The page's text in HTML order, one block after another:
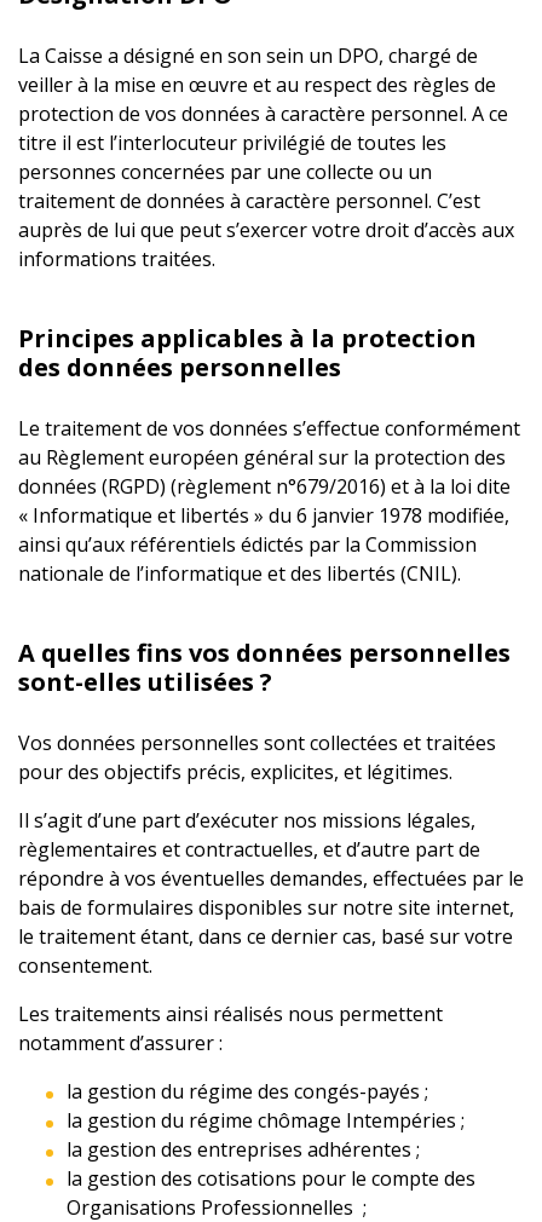
La Caisse a désigné en son sein un DPO, chargé de
veiller à la mise en œuvre et au respect des règles de
protection de vos données à caractère personnel. A ce
titre il est l’interlocuteur privilégié de toutes les
personnes concernées par une collecte ou un
traitement de données à caractère personnel. C’est
auprès de lui que peut s’exercer votre droit d’accès aux
informations traitées.
Principes applicables à la protection
des données personnelles
Le traitement de vos données s’effectue conformément
au Règlement européen général sur la protection des
données (RGPD) (règlement n°679/2016) et à la loi dite
« Informatique et libertés » du 6 janvier 1978 modifiée,
ainsi qu’aux référentiels édictés par la Commission
nationale de l’informatique et des libertés (CNIL).
A quelles fins vos données personnelles
sont-elles utilisées ?
Vos données personnelles sont collectées et traitées
pour des objectifs précis, explicites, et légitimes.
Il s’agit d’une part d’exécuter nos missions légales,
règlementaires et contractuelles, et d’autre part de
répondre à vos éventuelles demandes, effectuées par le
bais de formulaires disponibles sur notre site internet,
le traitement étant, dans ce dernier cas, basé sur votre
consentement.
Les traitements ainsi réalisés nous permettent
notamment d’assurer :
la gestion du régime des congés-payés ;
la gestion du régime chômage Intempéries ;
la gestion des entreprises adhérentes ;
la gestion des cotisations pour le compte des
Organisations Professionnelles ;